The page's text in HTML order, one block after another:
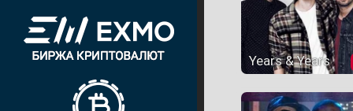
Years & Years